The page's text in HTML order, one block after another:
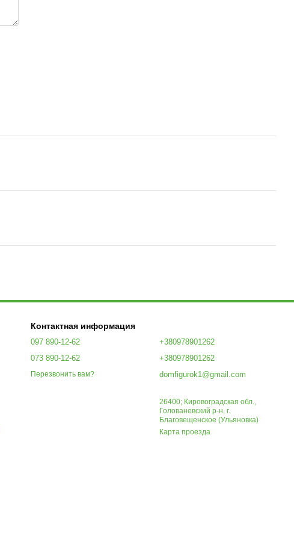
Контактная информация
097 890-12-62
073 890-12-62
Перезвонить вам?
+380978901262
+380978901262
domfigurok1@gmail.com
26400; Кировоградская обл.,
Голованевский р-н, г.
Благовещенское (Ульяновка)
Карта проезда